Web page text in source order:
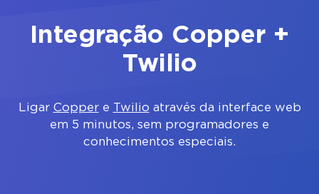
Integração Copper +
Twilio
Ligar Coppere Twilio através da interface web
em 5 minutos, sem programadores e
conhecimentos especiais.